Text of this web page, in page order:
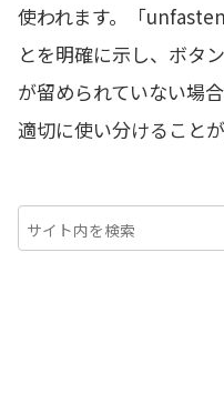
使われます。「
とを明確に示し、ボタ
が留められていない場
適切に使い分けることが